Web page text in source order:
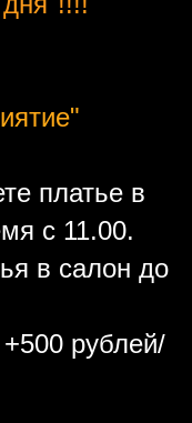
платье в
с 11.00.
в салон до
рублей/